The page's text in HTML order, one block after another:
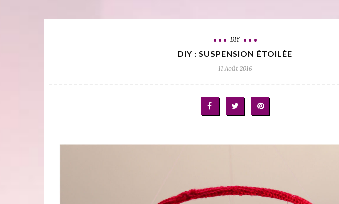
DIY
DIY : SUSPENSION ÉTOILÉE
11 Août 2016